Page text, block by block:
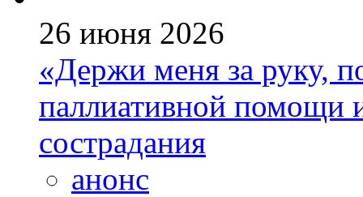
26 июня 2026
«Держи меня за руку,
паллиативной помощи
сострадания
анонс